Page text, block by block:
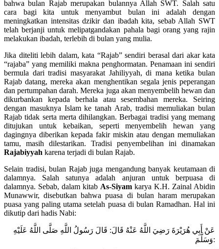
bahwa bulan Rajab merupakan bulannya Allah SWT. Salah satu
cara bagi kita untuk menyambut bulan ini adalah dengan
meningkatkan intensitas dzikir dan ibadah kita, sebab Allah SWT
telah berjanji untuk melipatgandakan pahala bagi orang yang rajin
melakukan ibadah, terlebih di bulan yang mulia.
Jika diteliti lebih dalam, kata “Rajab” sendiri berasal dari akar kata
“rajaba” yang memiliki makna penghormatan. Penamaan ini sendiri
bermula dari tradisi masyarakat Jahiliyyah, di mana ketika bulan
Rajab datang, mereka akan menghentikan segala jenis peperangan
dan pertumpahan darah. Mereka juga akan menyembelih hewan dan
dikurbankan kepada berhala atau sesembahan mereka. Seiring
dengan masuknya Islam ke tanah Arab, tradisi memuliakan bulan
Rajab tidak serta merta dihilangkan. Berbagai tradisi yang memang
ditujukan untuk kebaikan, seperti menyembelih hewan yang
dagingnya diberikan kepada fakir miskin atau dengan memuliakan
tamu, masih dilestarikan. Tradisi penyembelihan ini dinamakan
Rajabiyyah karena terjadi di bulan Rajab.
Selain tradisi, bulan Rajab juga mengandung banyak keutamaan di
dalamnya. Salah satunya adalah anjuran untuk berpuasa di
dalamnya. Sebab, dalam kitab As-Siyam karya K.H. Zainal Abidin
Munawwir, disebutkan bahwa puasa di bulan haram merupakan
puasa yang paling utama setelah puasa di bulan Ramadhan. Hal ini
dikutip dari hadis Nabi:
عَنْ أَبِي هُرَيْرَةَ رَضِيَ اللَّهُ عَنْهُ قَالَ: قَالَ رَسُولُ اللَّهِ صَلَّى اللَّهُ عَلَيْهِ
وَسَلَّمَ: